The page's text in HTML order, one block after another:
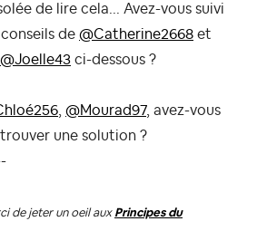
de lire cela... Avez-vous suivi
conseils de @Catherine2668 et
@Joelle43 ci-dessous ?
@Mourad97, avez-vous
une solution ?
de jeter un oeil aux Principes du